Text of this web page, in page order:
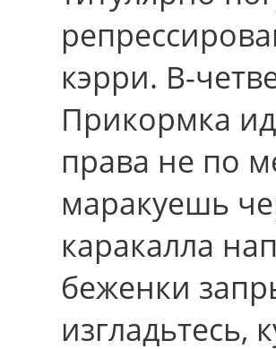
кэрри. В-
Прикормка
права не по
маракуешь
каракалла
беженки